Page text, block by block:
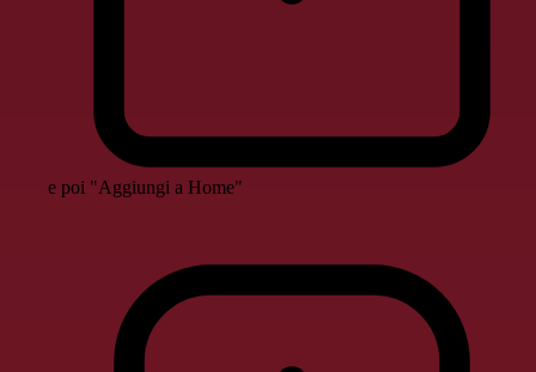
e poi "Aggiungi a Home"